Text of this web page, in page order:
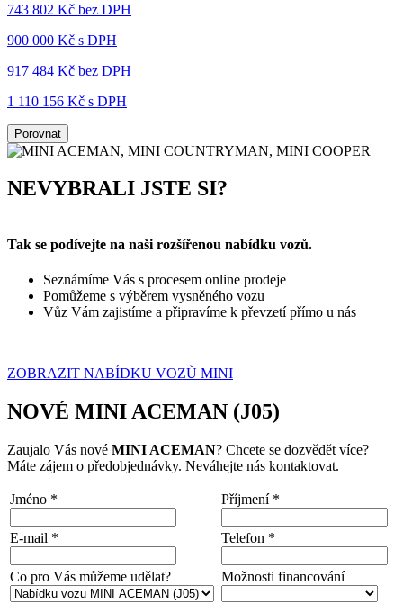
743 802 Kč bez DPH
900 000 Kč s DPH
917 484 Kč bez DPH
1 110 156 Kč s DPH
Porovnat
NEVYBRALI JSTE SI?
Tak se podívejte na naši rozšířenou nabídku vozů.
Seznámíme Vás s procesem online prodeje
Pomůžeme s výběrem vysněného vozu
Vůz Vám zajistíme a připravíme k převzetí přímo u nás
ZOBRAZIT NABÍDKU VOZŮ MINI
NOVÉ MINI ACEMAN (J05)
Zaujalo Vás nové MINI ACEMAN? Chcete se dozvědět více?
Máte zájem o předobjednávky. Neváhejte nás kontaktovat.
Jméno * Příjmení *
E-mail * Telefon *
Co pro Vás můžeme udělat? Možnosti financování